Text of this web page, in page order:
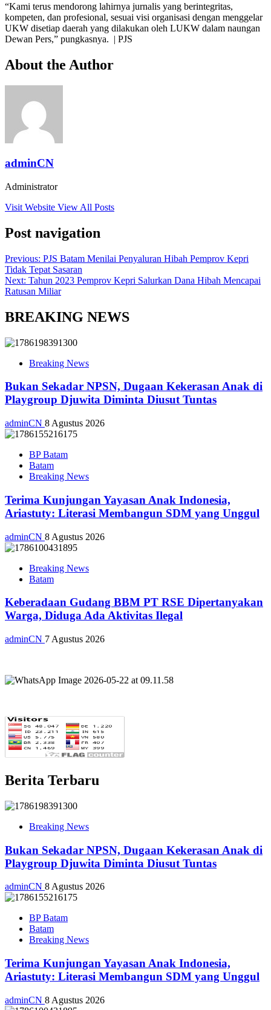
“Kami terus mendorong lahirnya jurnalis yang berintegritas,
kompeten, dan profesional, sesuai visi organisasi dengan menggelar
UKW disetiap daerah yang dilakukan oleh LUKW dalam naungan
Dewan Pers,” pungkasnya. | PJS
About the Author
adminCN
Administrator
Visit Website View All Posts
Post navigation
Previous: PJS Batam Menilai Penyaluran Hibah Pemprov Kepri
Tidak Tepat Sasaran
Next: Tahun 2023 Pemprov Kepri Salurkan Dana Hibah Mencapai
Ratusan Miliar
BREAKING NEWS
Breaking News
Bukan Sekadar NPSN, Dugaan Kekerasan Anak di
Playgroup Djuwita Diminta Diusut Tuntas
adminCN 8 Agustus 2026
BP Batam
Batam
Breaking News
Terima Kunjungan Yayasan Anak Indonesia,
Ariastuty: Literasi Membangun SDM yang Unggul
adminCN 8 Agustus 2026
Breaking News
Batam
Keberadaan Gudang BBM PT RSE Dipertanyakan
Warga, Diduga Ada Aktivitas Ilegal
adminCN 7 Agustus 2026
Berita Terbaru
Breaking News
Bukan Sekadar NPSN, Dugaan Kekerasan Anak di
Playgroup Djuwita Diminta Diusut Tuntas
adminCN 8 Agustus 2026
BP Batam
Batam
Breaking News
Terima Kunjungan Yayasan Anak Indonesia,
Ariastuty: Literasi Membangun SDM yang Unggul
adminCN 8 Agustus 2026